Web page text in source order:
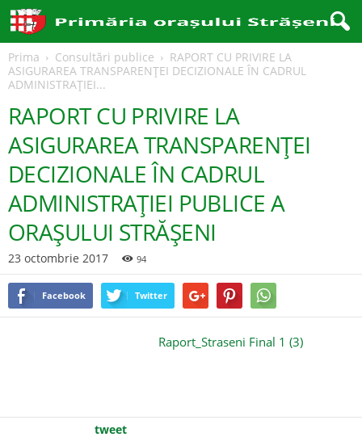
Prima Consultări publice
RAPORT CU PRIVIRE LA
ASIGURAREA TRANSPARENȚEI DECIZIONALE ÎN CADRUL
ADMINISTRAȚIEI...
RAPORT CU PRIVIRE LA
ASIGURAREA TRANSPARENȚEI
DECIZIONALE ÎN CADRUL
ADMINISTRAȚIEI PUBLICE A
ORAȘULUI STRĂȘENI
23 octombrie 2017 94
Facebook Twitter
Raport_Straseni Final 1 (3)
tweet